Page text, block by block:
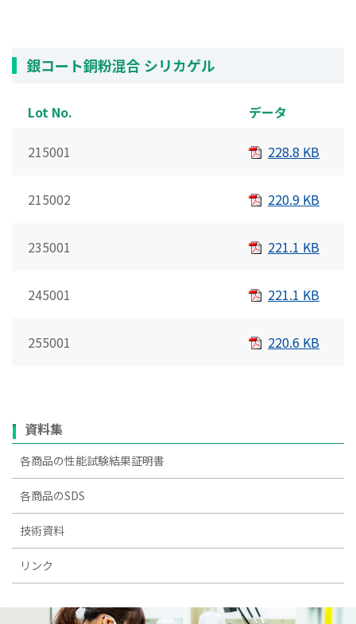
銀コート銅粉混合 シリカゲル
Lot No. データ
215001 228.8 KB
215002 220.9 KB
235001 221.1 KB
245001 221.1 KB
255001 220.6 KB
資料集
各商品の性能試験結果証明書
各商品のSDS
技術資料
リンク